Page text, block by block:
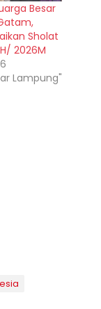
Besar
Sholat
2026M
Lampung"